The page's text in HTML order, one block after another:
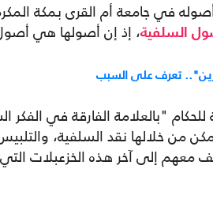
في جامعة أم القرى بمكة
السلفية، إذ إن أصولها هي
تعرف على السبب
"بالعلامة الفارقة في
من خلالها نقد السلفية،
معهم إلى آخر هذه الخزعبلات